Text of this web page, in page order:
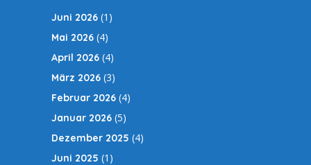
Juni 2026 (1)
Mai 2026 (4)
April 2026 (4)
März 2026 (3)
Februar 2026 (4)
Januar 2026 (5)
Dezember 2025 (4)
Juni 2025 (1)